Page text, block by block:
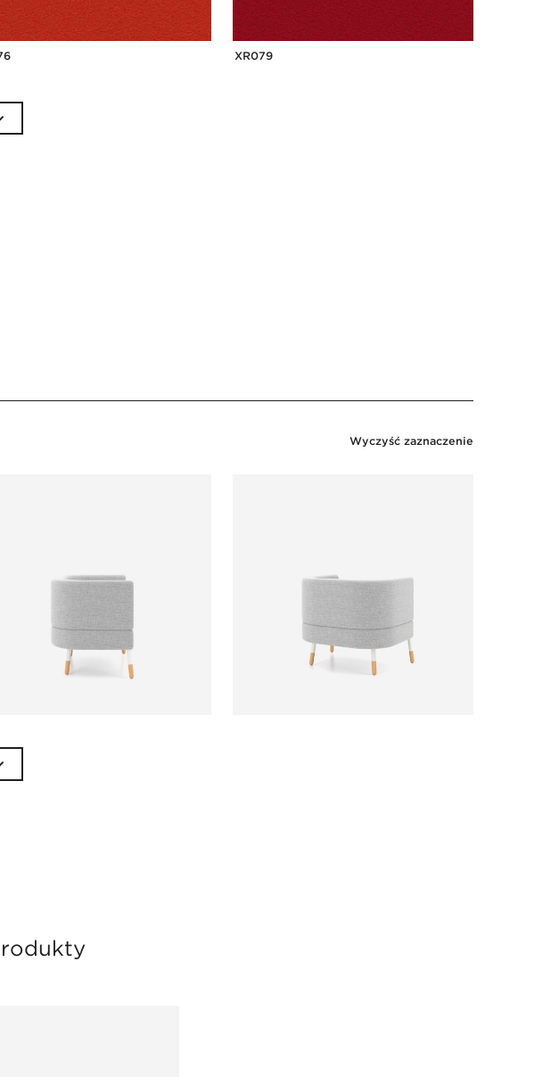
XR079
Wyczyść zaznaczenie